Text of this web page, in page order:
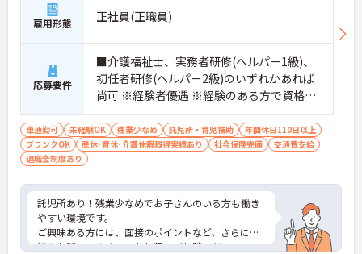
雇用形態 正社員(正職員)
応募要件
■介護福祉士、実務者研修(ヘルパー1級)、
初任者研修(ヘルパー2級)のいずれかあれば
尚可 ※経験者優遇 ※経験のある方で資格が
ない方も相談可能 ※通所リハビリ経験者も
歓迎します
車通勤可 未経験OK 残業少なめ 託児所・育児補助
年間休日110日以上
ブランクOK
産休･育休･介護休暇取得実績あり 社会保険完備
交通費支給
退職金制度あり
託児所あり！残業少なめでお子さんのいる方も働き
やすい環境です。
ご興味ある方には、面接のポイントなど、さらに詳
細をお話致しますのでお気軽にご相談ください。